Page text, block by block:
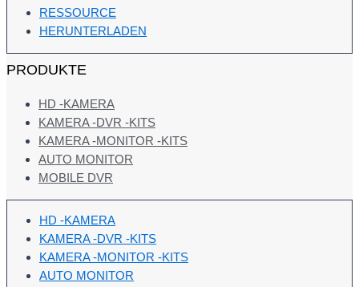
RESSOURCE
HERUNTERLADEN
PRODUKTE
HD -KAMERA
KAMERA -DVR -KITS
KAMERA -MONITOR -KITS
AUTO MONITOR
MOBILE DVR
HD -KAMERA
KAMERA -DVR -KITS
KAMERA -MONITOR -KITS
AUTO MONITOR